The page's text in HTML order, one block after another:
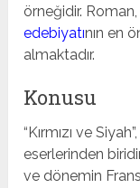
örneğidir.
edebiyatının en
almaktadır.
Konusu
“Kırmızı ve
eserlerinden
ve dönemin